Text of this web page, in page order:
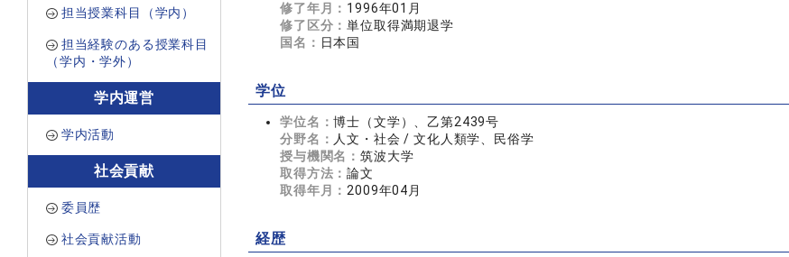
担当授業科目（学内）
担当経験のある授業科目
（学内・学外）
学内運営
学内活動
社会貢献
委員歴
社会貢献活動
修了年月： 1996年01月
修了区分：単位取得満期退学
国名： 日本国
学位
学位名：博士（文学）、乙第2439号
分野名： 人文・社会 / 文化人類学、民俗学
授与機関名：筑波大学
取得方法：論文
取得年月： 2009年04月
経歴